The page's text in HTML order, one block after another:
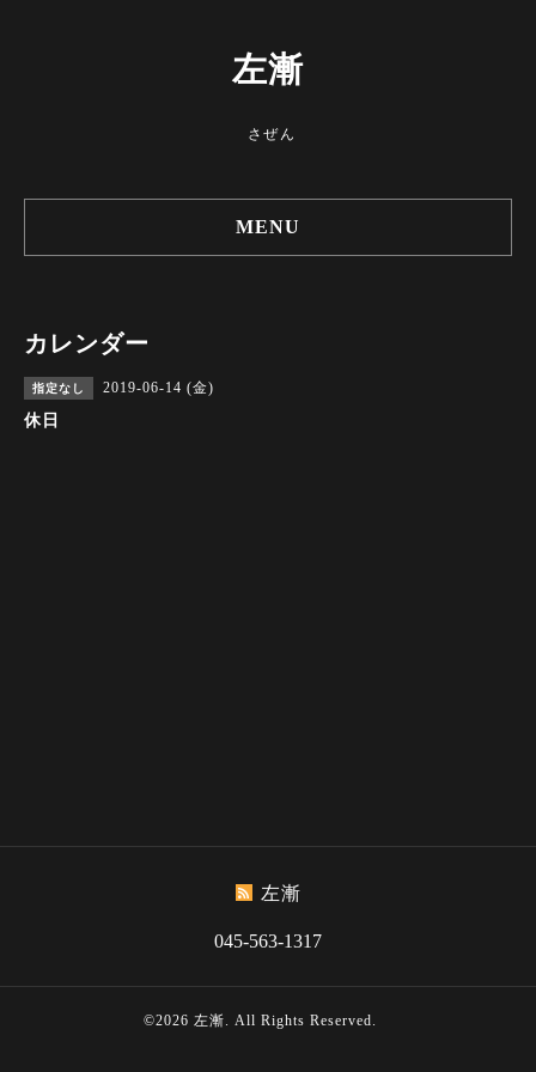
左漸
さぜん
MENU
カレンダー
指定なし 2019-06-14 (金)
休日
左漸
045-563-1317
©2026 左漸. All Rights Reserved.